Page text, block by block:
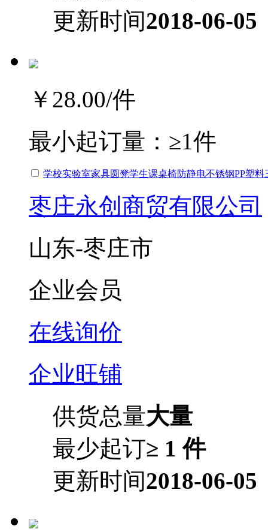
更新时间2018-06-05
￥28.00/件
最小起订量： ≥1件
学校实验室家具圆凳学生课桌椅防静电不锈钢PP塑料
枣庄永创商贸有限公司
山东-枣庄市
企业会员
在线询价
企业旺铺
供货总量大量
最少起订≥ 1 件
更新时间2018-06-05